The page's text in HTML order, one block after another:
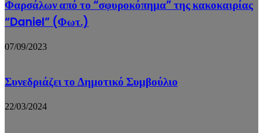
Φαρσάλων από το “σφυροκόπημα” της κακοκαιρίας
“Daniel” (Φωτ.)
07/09/2023
Συνεδριάζει το Δημοτικό Συμβούλιο
22/03/2024